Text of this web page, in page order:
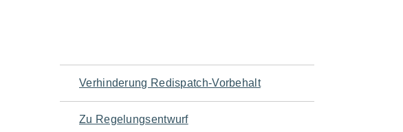
Navigation
für
Verhinderung Redispatch-Vorbehalt
Zu Regelungsentwurf